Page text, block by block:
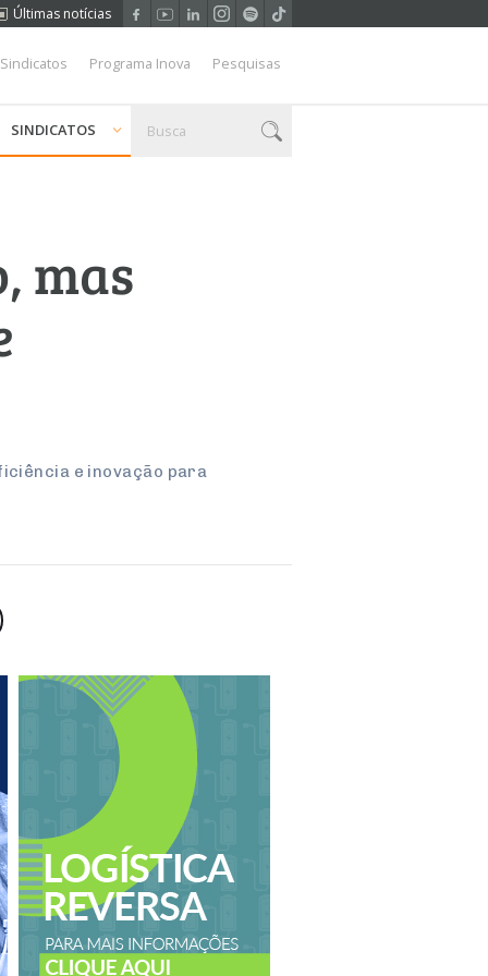
Últimas notícias
Programa Inova Pesquisas
SINDICATOS
mas
e inovação para